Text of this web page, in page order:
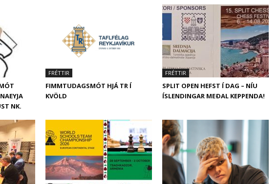
NK.
FRÉTTIR
FIMMTUDAGSMÓT HJÁ TR Í
KVÖLD
FRÉTTIR
SPLIT OPEN HEFST Í DAG – NÍU
ÍSLENDINGAR MEÐAL KEPPENDA!